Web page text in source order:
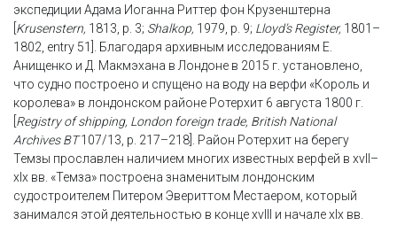
экспедиции Адама Иоганна Риттер фон Крузенштерна
Krusenstern, 1813, p. 3; Shalkop, 1979, p. 9; Lloyd’s Register, 1801–
1802, entry 51]. Благодаря архивным исследованиям Е.
Анищенко и Д. Макмэхана в Лондоне в 2015 г. установлено,
что судно построено и спущено на воду на верфи «Король и
королева» в лондонском районе Ротерхит 6 августа 1800 г.
Registry of shipping, London foreign trade, British National
Archives BT107/13, p. 217–218]. Район Ротерхит на берегу
Темзы прославлен наличием многих известных верфей в xvII–
xIx вв. «Темза» построена знаменитым лондонским
судостроителем Питером Эвериттом Местаером, который
занимался этой деятельностью в конце xvIII и начале xIx вв.